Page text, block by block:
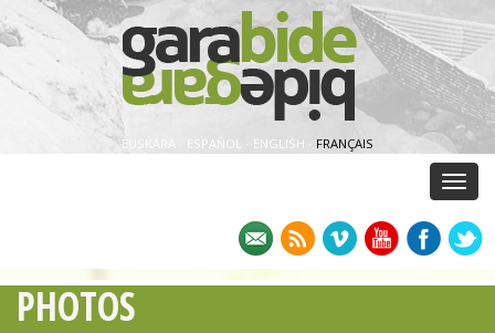
EUSKARA ESPAÑOL · ENGLISH · FRANÇAIS
PHOTOS